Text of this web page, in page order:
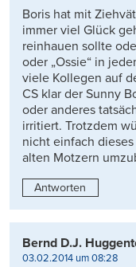
Boris hat mit
immer viel Glück
reinhauen sollte
oder „Ossie“ in
viele Kollegen auf
CS klar der Sunny
oder anderes
irritiert. Trotzdem
nicht einfach
alten Motzern
Antworten
Bernd D.J.
03.02.2014 um 08:28